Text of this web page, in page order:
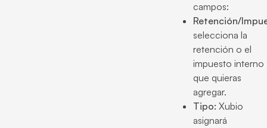
campos:
Retención/
selecciona la
retención o el
impuesto interno
que quieras
agregar.
Tipo: Xubio
asignará